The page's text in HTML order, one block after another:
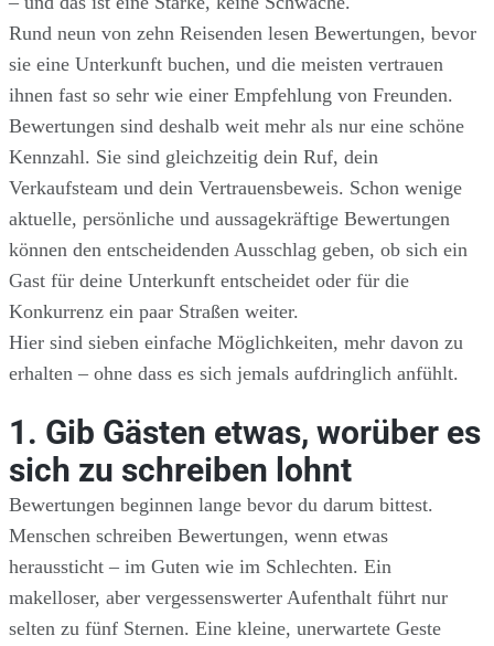
Rund neun von zehn Reisenden lesen Bewertungen, bevor
sie eine Unterkunft buchen, und die meisten vertrauen
ihnen fast so sehr wie einer Empfehlung von Freunden.
Bewertungen sind deshalb weit mehr als nur eine schöne
Kennzahl. Sie sind gleichzeitig dein Ruf, dein
Verkaufsteam und dein Vertrauensbeweis. Schon wenige
aktuelle, persönliche und aussagekräftige Bewertungen
können den entscheidenden Ausschlag geben, ob sich ein
Gast für deine Unterkunft entscheidet oder für die
Konkurrenz ein paar Straßen weiter.
Hier sind sieben einfache Möglichkeiten, mehr davon zu
erhalten – ohne dass es sich jemals aufdringlich anfühlt.
1. Gib Gästen etwas, worüber es
sich zu schreiben lohnt
Bewertungen beginnen lange bevor du darum bittest.
Menschen schreiben Bewertungen, wenn etwas
heraussticht – im Guten wie im Schlechten. Ein
makelloser, aber vergessenswerter Aufenthalt führt nur
selten zu fünf Sternen. Eine kleine, unerwartete Geste